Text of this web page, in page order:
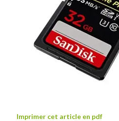
Imprimer cet article en pdf